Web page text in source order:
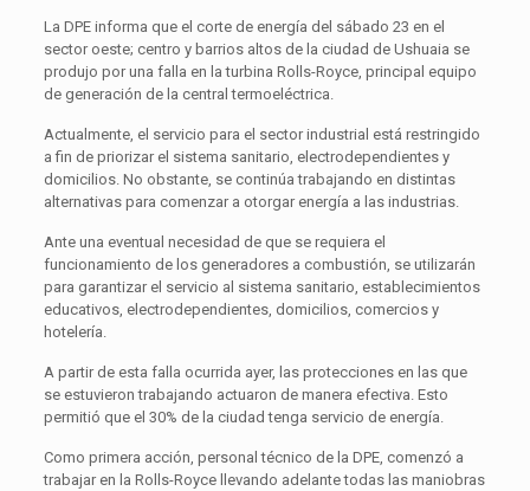
La DPE informa que el corte de energía del sábado 23 en el
sector oeste; centro y barrios altos de la ciudad de Ushuaia se
produjo por una falla en la turbina Rolls-Royce, principal equipo
de generación de la central termoeléctrica.
Actualmente, el servicio para el sector industrial está restringido
a fin de priorizar el sistema sanitario, electrodependientes y
domicilios. No obstante, se continúa trabajando en distintas
alternativas para comenzar a otorgar energía a las industrias.
Ante una eventual necesidad de que se requiera el
funcionamiento de los generadores a combustión, se utilizarán
para garantizar el servicio al sistema sanitario, establecimientos
educativos, electrodependientes, domicilios, comercios y
hotelería.
A partir de esta falla ocurrida ayer, las protecciones en las que
se estuvieron trabajando actuaron de manera efectiva. Esto
permitió que el 30% de la ciudad tenga servicio de energía.
Como primera acción, personal técnico de la DPE, comenzó a
trabajar en la Rolls-Royce llevando adelante todas las maniobras